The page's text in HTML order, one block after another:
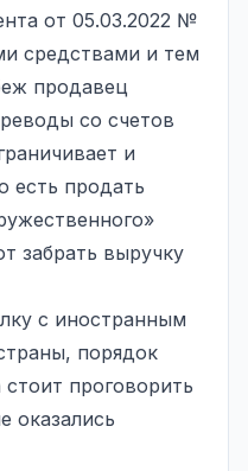
от 05.03.2022 №
средствами и тем
продавец
со счетов
и
есть продать
забрать выручку
с иностранным
порядок
проговорить
оказались